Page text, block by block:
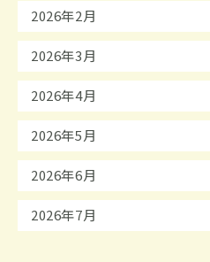
2026年2月
2026年3月
2026年4月
2026年5月
2026年6月
2026年7月